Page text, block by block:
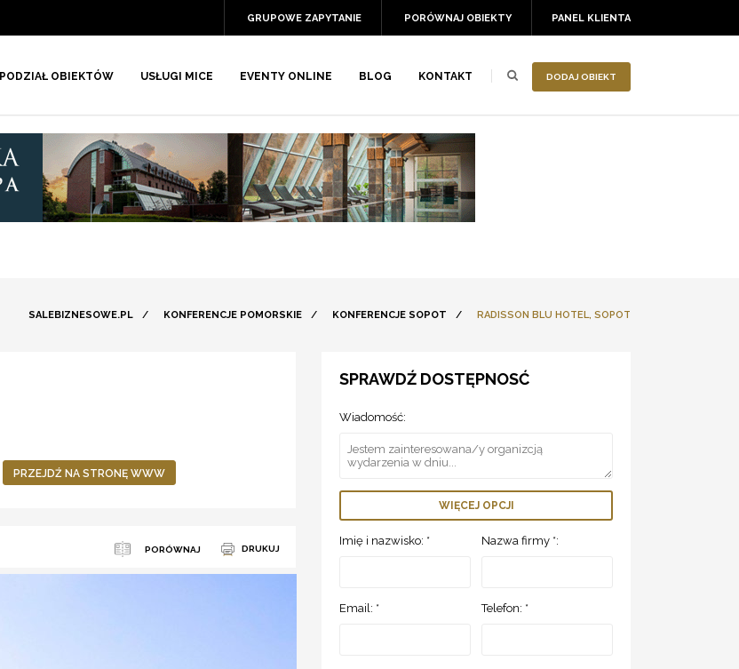
PANEL KLIENTA
PORÓWNAJ OBIEKTY
GRUPOWE ZAPYTANIE
DODAJ OBIEKT
PODZIAŁ OBIEKTÓW USŁUGI MICE EVENTY ONLINE BLOG KONTAKT
SALEBIZNESOWE.PL / KONFERENCJE POMORSKIE / KONFERENCJE SOPOT / RADISSON BLU HOTEL, SOPOT
PRZEJDŹ NA STRONĘ WWW
PORÓWNAJ DRUKUJ
SPRAWDŹ DOSTĘPNOSĆ
Wiadomość:
WIĘCEJ OPCJI
Imię i nazwisko: * Nazwa firmy *:
Email: * Telefon: *